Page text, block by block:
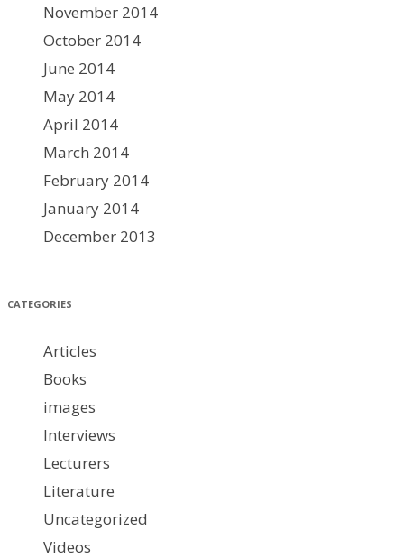
November 2014
October 2014
June 2014
May 2014
April 2014
March 2014
February 2014
January 2014
December 2013
CATEGORIES
Articles
Books
images
Interviews
Lecturers
Literature
Uncategorized
Videos